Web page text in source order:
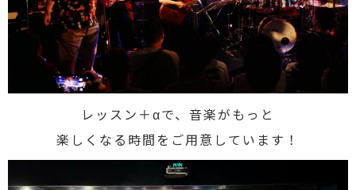
レッスン＋αで、音楽がもっと
楽しくなる時間をご用意しています！